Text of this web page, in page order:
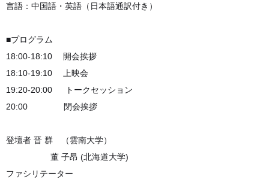
言語：中国語・英語（日本語通訳付き）
■プログラム
18:00-18:10 開会挨拶
18:10-19:10 上映会
19:20-20:00 トークセッション
20:00 閉会挨拶
登壇者 晋 群 （雲南大学）
董 子昂 (北海道大学)
ファシリテーター